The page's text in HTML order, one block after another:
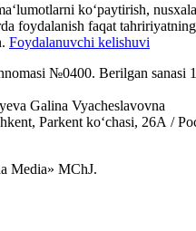
ko‘paytirish,
foydalanish faqat
Foydalanuvchi kelishuvi
№0400. Berilgan sanasi
Galina Vyacheslavovna
Parkent ko‘chasi, 26А /
Media» MChJ.